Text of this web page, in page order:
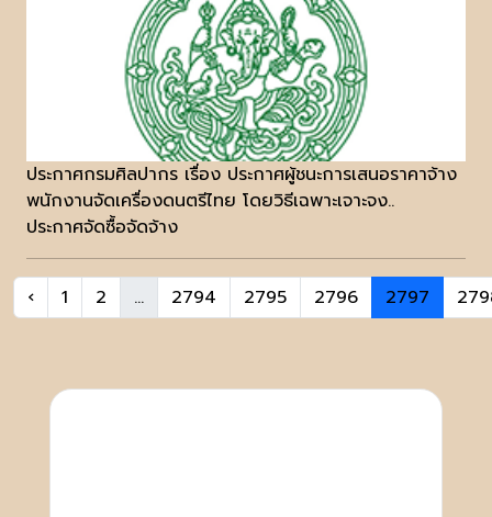
ประกาศกรมศิลปากร เรื่อง ประกาศผู้ชนะการเสนอราคาจ้าง
พนักงานจัดเครื่องดนตรีไทย โดยวิธีเฉพาะเจาะจง..
ประกาศจัดซื้อจัดจ้าง
‹ 1 2 ... 2794 2795 2796 2797